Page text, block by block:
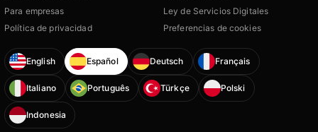
Para empresas
Política de privacidad
Ley de Servicios Digitales
Preferencias de cookies
English Español Deutsch Français
Italiano Português Türkçe Polski
Indonesia